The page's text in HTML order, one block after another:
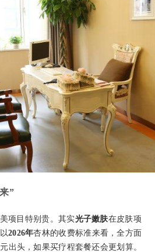
”
项目特别贵。其实光子嫩肤在皮肤项
2026年杏林的收费标准来看，全方面
出头，如果买疗程套餐还会更划算。